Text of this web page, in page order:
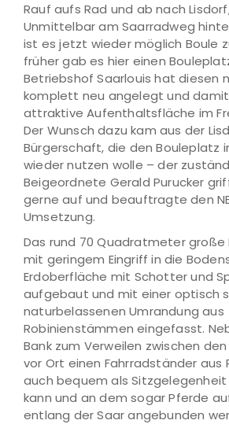
Rauf aufs Rad und ab nach
Unmittelbar am Saarradweg
ist es jetzt wieder möglich Boule
früher gab es hier einen
Betriebshof Saarlouis hat diesen
komplett neu angelegt und
attraktive Aufenthaltsfläche im
Der Wunsch dazu kam aus der
Bürgerschaft, die den Bouleplatz
wieder nutzen wolle – der
Beigeordnete Gerald Purucker
gerne auf und beauftragte den
Umsetzung.
Das rund 70 Quadratmeter große
mit geringem Eingriff in die
Erdoberfläche mit Schotter und
aufgebaut und mit einer optisch
naturbelassenen Umrandung aus
Robinienstämmen eingefasst.
Bank zum Verweilen zwischen
vor Ort einen Fahrradständer aus
auch bequem als
kann und an dem sogar Pferde
entlang der Saar angebunden